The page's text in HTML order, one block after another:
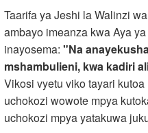
Taarifa ya Jeshi la Walinzi
ambayo imeanza kwa Aya
inayosema: "Na
mshambulieni, kwa kadiri
Vikosi vyetu viko tayari
uchokozi wowote mpya
uchokozi mpya yatakuwa